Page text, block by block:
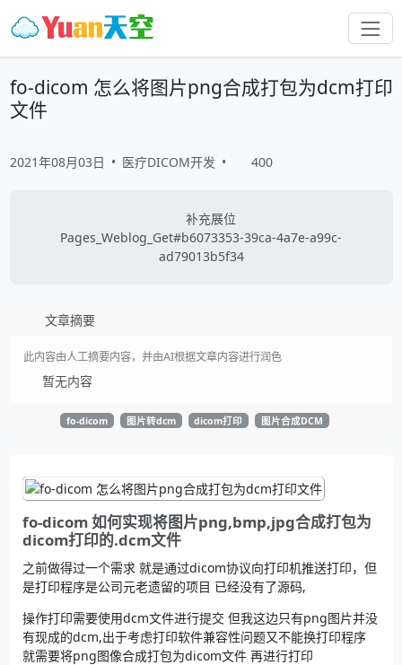
fo-dicom 怎么将图片png合成打包为dcm打印
文件
2021年08月03日 • 医疗DICOM开发 • 400
补充展位
Pages_Weblog_Get#b6073353-39ca-4a7e-a99c-
ad79013b5f34
文章摘要
此内容由人工摘要内容，并由AI根据文章内容进行润色
暂无内容
fo-dicom 图片转dcm dicom打印 图片合成DCM
fo-dicom 如何实现将图片png,bmp,jpg合成打包为
dicom打印的.dcm文件
之前做得过一个需求 就是通过dicom协议向打印机推送打印，但
是打印程序是公司元老遗留的项目 已经没有了源码,
操作打印需要使用dcm文件进行提交 但我这边只有png图片并没
有现成的dcm,出于考虑打印软件兼容性问题又不能换打印程序
就需要将png图像合成打包为dicom文件 再进行打印